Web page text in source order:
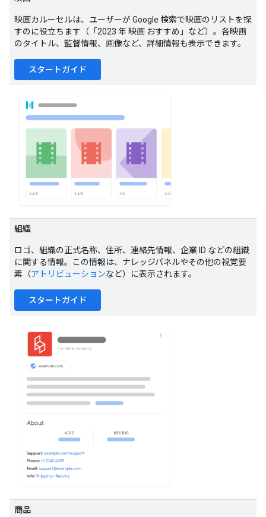
映画カルーセルは、ユーザーが Google 検索で映画のリストを探
すのに役立ちます（「2023 年 映画 おすすめ」など）。各映画
のタイトル、監督情報、画像など、詳細情報も表示できます。
スタートガイド
組織
ロゴ、組織の正式名称、住所、連絡先情報、企業 ID などの組織
に関する情報。この情報は、ナレッジパネルやその他の視覚要
素（アトリビューションなど）に表示されます。
スタートガイド
商品